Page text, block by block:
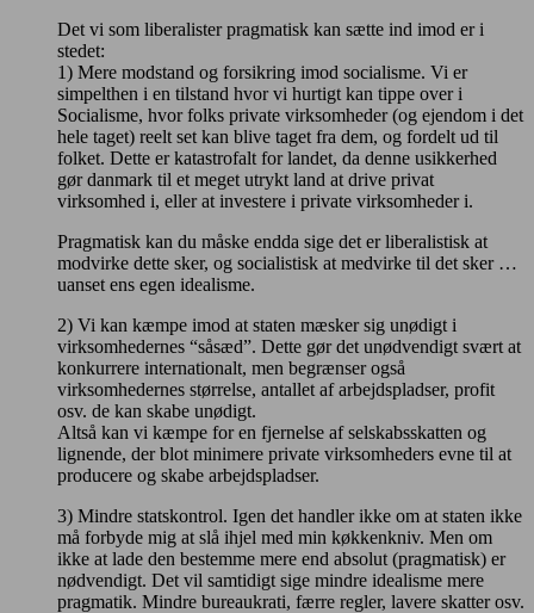
Det vi som liberalister pragmatisk kan sætte ind imod er i
stedet:
1) Mere modstand og forsikring imod socialisme. Vi er
simpelthen i en tilstand hvor vi hurtigt kan tippe over i
Socialisme, hvor folks private virksomheder (og ejendom i det
hele taget) reelt set kan blive taget fra dem, og fordelt ud til
folket. Dette er katastrofalt for landet, da denne usikkerhed
gør danmark til et meget utrykt land at drive privat
virksomhed i, eller at investere i private virksomheder i.
Pragmatisk kan du måske endda sige det er liberalistisk at
modvirke dette sker, og socialistisk at medvirke til det sker …
uanset ens egen idealisme.
2) Vi kan kæmpe imod at staten mæsker sig unødigt i
virksomhedernes “såsæd”. Dette gør det unødvendigt svært at
konkurrere internationalt, men begrænser også
virksomhedernes størrelse, antallet af arbejdspladser, profit
osv. de kan skabe unødigt.
Altså kan vi kæmpe for en fjernelse af selskabsskatten og
lignende, der blot minimere private virksomheders evne til at
producere og skabe arbejdspladser.
3) Mindre statskontrol. Igen det handler ikke om at staten ikke
må forbyde mig at slå ihjel med min køkkenkniv. Men om
ikke at lade den bestemme mere end absolut (pragmatisk) er
nødvendigt. Det vil samtidigt sige mindre idealisme mere
pragmatik. Mindre bureaukrati, færre regler, lavere skatter osv.